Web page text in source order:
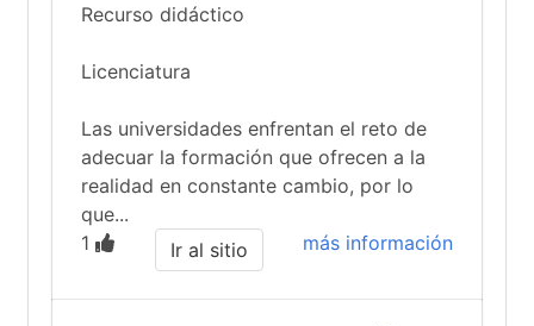
Recurso didáctico
Licenciatura
Las universidades enfrentan el reto de
adecuar la formación que ofrecen a la
realidad en constante cambio, por lo
que...
1
más información
Ir al sitio